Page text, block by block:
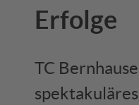
Erfolge
TC